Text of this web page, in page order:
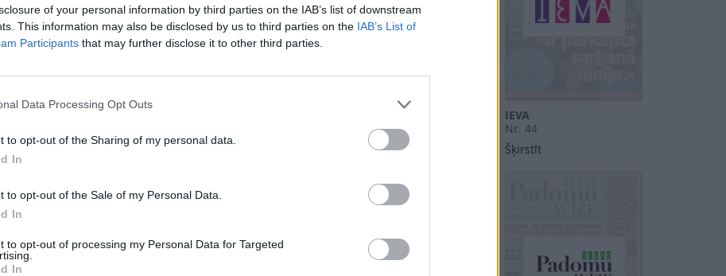
of your personal information by third parties on the IAB’s list of downstream
This information may also be disclosed by us to third parties on the IAB’s List of
Participants that may further disclose it to other third parties.
Data Processing Opt Outs
to opt-out of the Sharing of my personal data.
In
to opt-out of the Sale of my Personal Data.
In
to opt-out of processing my Personal Data for Targeted
In
Šķirstīt
Šķirstīt
Nr. 45
Šķirstīt
IEVA
Nr. 44
Šķirstīt